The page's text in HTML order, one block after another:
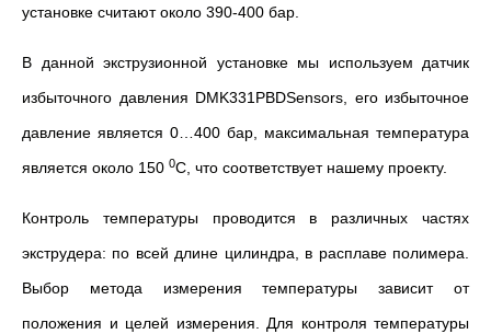
установке считают около 390-400 бар.
В данной экструзионной установке мы используем датчик
избыточного давления DMK331PBDSensors, его избыточное
давление является 0…400 бар, максимальная температура
является около 150 0С, что соответствует нашему проекту.
Контроль температуры проводится в различных частях
экструдера: по всей длине цилиндра, в расплаве полимера.
Выбор метода измерения температуры зависит от
положения и целей измерения. Для контроля температуры